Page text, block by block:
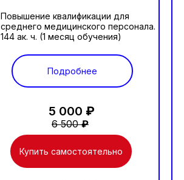
Повышение квалификации для
среднего медицинского персонала.
144 ак. ч. (1 месяц обучения)
Купить самостоятельно
5 000 ₽
6 500₽
Подробнее